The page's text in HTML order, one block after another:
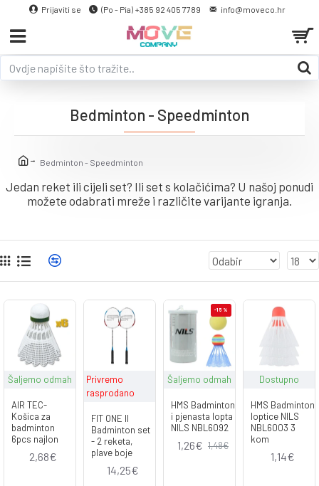
Prijaviti se (Po - Pia) +385 92 405 7789 info@moveco.hr
Bedminton - Speedminton
Bedminton - Speedminton
Jedan reket ili cijeli set? Ili set s kolačićima? U našoj ponudi
možete odabrati mreže i različite varijante igranja.
Šaljemo odmah
AIR TEC-
Košica za
badminton
6pcs najlon
2,68€
Privremo
rasprodano
FIT ONE II
Badminton set
- 2 reketa,
plave boje
14,25€
-15 %
Šaljemo odmah
HMS Badminton
i pjenasta lopta
NILS NBL6092
1,26€ 1,48€
Dostupno
HMS Badminton
loptice NILS
NBL6003 3
kom
1,14€